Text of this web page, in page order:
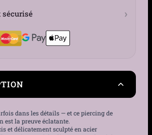
sécurisé ›
dans les détails — et ce piercing de
est la preuve éclatante.
et délicatement sculpté en acier